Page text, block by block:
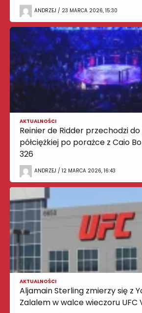
ANDRZEJ / 23 MARCA 2026, 15:30
AKTUALNOŚCI
Reinier de Ridder przechodzi
półciężkiej po porażce z Caio
326
ANDRZEJ / 12 MARCA 2026, 16:43
AKTUALNOŚCI
Aljamain Sterling zmierzy się z
Zalalem w walce wieczoru UFC